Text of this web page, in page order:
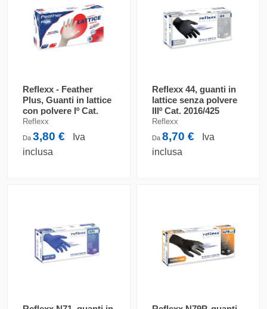
Reflexx - Feather
Plus, Guanti in lattice
con polvere Iº Cat.
2016/425
Reflexx
Da3,80 €
Iva
inclusa
Reflexx 44, guanti in
lattice senza polvere
IIIº Cat. 2016/425
Reflexx
Da8,70 €
Iva
inclusa